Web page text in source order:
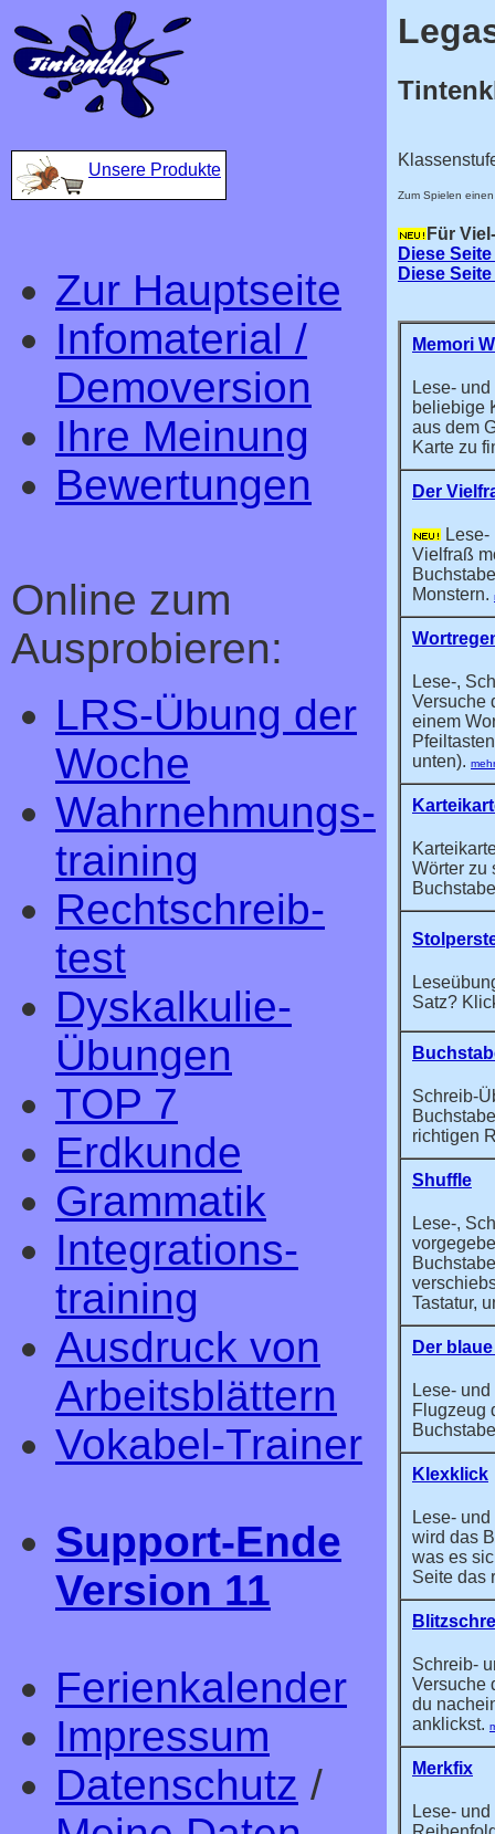
Unsere Produkte
Zur Hauptseite
Infomaterial /
Demoversion
Ihre Meinung
Bewertungen
Online zum
Ausprobieren:
LRS-Übung der
Woche
Wahrnehmungs­
training
Rechtschreib­
test
Dyskalkulie-
Übungen
TOP 7
Erdkunde
Grammatik
Integrations­
training
Ausdruck von
Arbeits­blättern
Vokabel-Trainer
Support-Ende
Version 11
Ferien­kalender
Impressum
Datenschutz /
Zum Spielen
Für
Diese
Diese
Memori
Lese-
beliebige
aus dem
Karte zu
Der
Vielfraß
Monstern.
Lese-,
Versuche
einem
unten).
Wörter zu
Satz?
Schreib-
richtigen
Shuffle
Lese-,
Tastatur,
Der
Lese-
Flugzeug
Klexklick
Lese-
wird das
was es
Seite das
Schreib-
Versuche
du
anklickst.
Merkfix
Lese-